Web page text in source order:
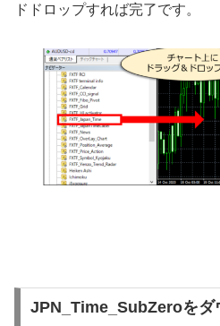
ドドロップすれば完了です。
JPN_Time_SubZeroをダ